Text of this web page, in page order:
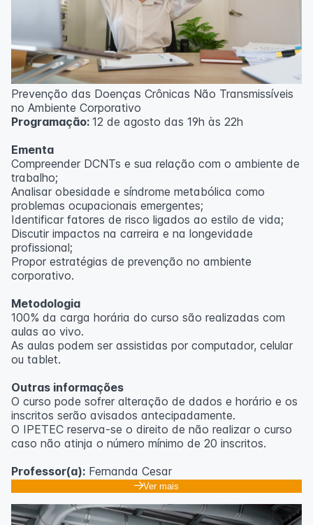
Prevenção das Doenças Crônicas Não Transmissíveis
no Ambiente Corporativo
Programação: 12 de agosto das 19h às 22h
Ementa
Compreender DCNTs e sua relação com o ambiente de
trabalho;
Analisar obesidade e síndrome metabólica como
problemas ocupacionais emergentes;
Identificar fatores de risco ligados ao estilo de vida;
Discutir impactos na carreira e na longevidade
profissional;
Propor estratégias de prevenção no ambiente
corporativo.
Metodologia
100% da carga horária do curso são realizadas com
aulas ao vivo.
As aulas podem ser assistidas por computador, celular
ou tablet.
Outras informações
O curso pode sofrer alteração de dados e horário e os
inscritos serão avisados ​​antecipadamente.
O IPETEC reserva-se o direito de não realizar o curso
caso não atinja o número mínimo de 20 inscritos.
Professor(a): Fernanda Cesar
Ver mais